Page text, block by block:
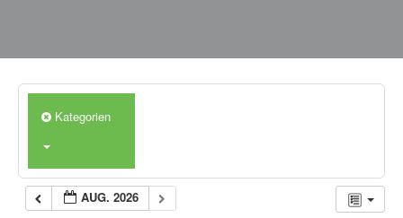
Kategorien
AUG. 2026